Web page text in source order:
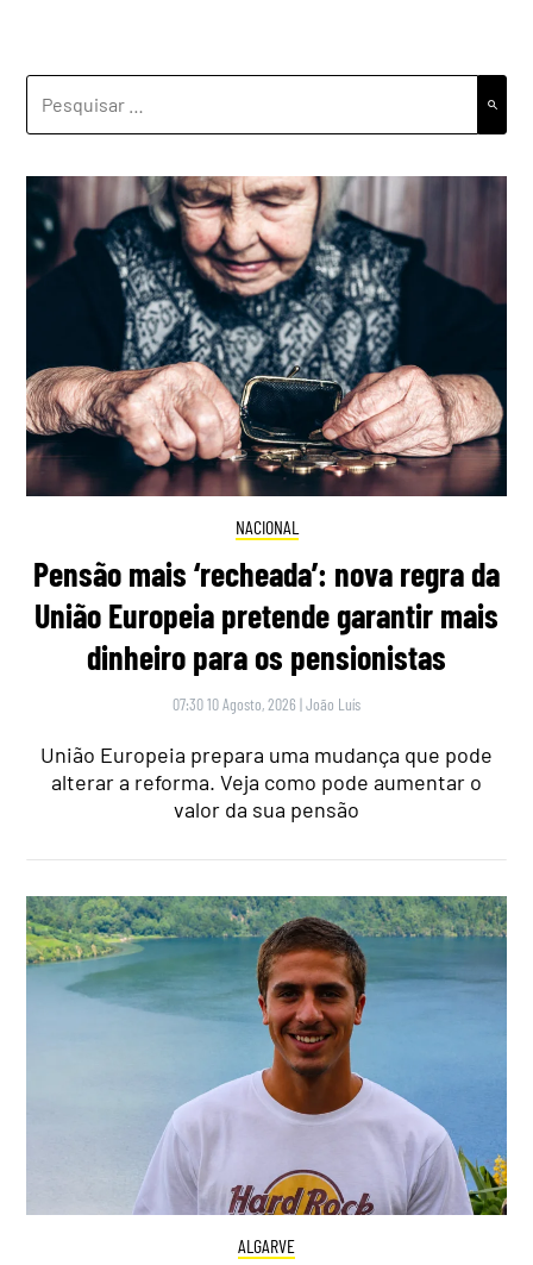
NACIONAL
Pensão mais ‘recheada’: nova regra da
União Europeia pretende garantir mais
dinheiro para os pensionistas
07:30 10 Agosto, 2026 |João Luís
União Europeia prepara uma mudança que pode
alterar a reforma. Veja como pode aumentar o
valor da sua pensão
ALGARVE